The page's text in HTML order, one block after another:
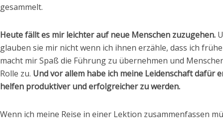
gesammelt.
Heute fällt es mir leichter auf neue Menschen zuzugehen.
glauben sie mir nicht wenn ich ihnen erzähle, dass ich
macht mir Spaß die Führung zu übernehmen und
Rolle zu. Und vor allem habe ich meine Leidenschaft dafür
helfen produktiver und erfolgreicher zu werden.
Wenn ich meine Reise in einer Lektion zusammenfassen